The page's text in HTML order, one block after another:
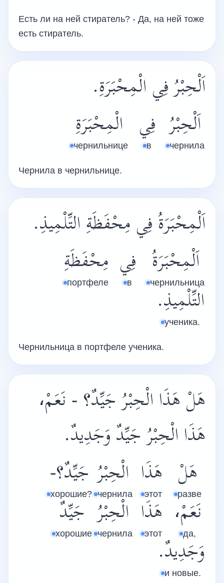
Есть ли на ней стиратель? - Да, на ней тоже
есть стиратель.
اَلْحِبْرُ فِي الْمِحْبَرَةِ.
اَلْحِبْرُ
чернила
فِي
в
الْمِحْبَرَةِ
чернильнице
Чернила в чернильнице.
اَلْمِحْبَرَةُ فِي مِحْفَظَةِ التِّلْمِيذِ.
اَلْمِحْبَرَةُ
чернильница
فِي
в
مِحْفَظَةِ
портфеле
التِّلْمِيذِ.
ученика.
Чернильница в портфеле ученика.
هَلْ هَذَا الْحِبْرُ جَيِّدٌ؟ - نَعَمْ،
هَذَا الْحِبْرُ جَيِّدٌ وَجَدِيدٌ.
هَلْ
разве
هَذَا
этот
الْحِبْرُ
чернила
جَيِّدٌ؟-
хорошие?
نَعَمْ،
да,
هَذَا
этот
الْحِبْرُ
чернила
جَيِّدٌ
хорошие
وَجَدِيدٌ.
и новые.